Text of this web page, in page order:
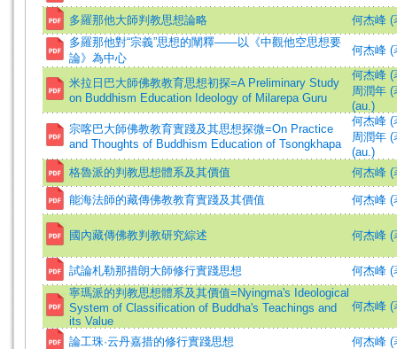
多羅那他大師判教思想論略
何杰峰 (
多羅那他對“宗義”思想的闡釋——以《中觀他空思想要
論》為中心
何杰峰 (
米拉日巴大師佛教教育思想初探=A Preliminary Study
on Buddhism Education Ideology of Milarepa Guru
何杰峰 (
周潤年 (
(au.)
宗喀巴大師佛教教育實踐及其思想探微=On Practice
and Thoughts of Buddhism Education of Tsongkhapa
何杰峰 (
周潤年 (
(au.)
格魯派的判教思想體系及其價值
何杰峰 (
能海法師的藏傳佛教教育實踐及其價值 何杰峰 (
國內藏傳佛教判教研究綜述 何杰峰 (
試論札勒那措朗大師修行實踐思想
何杰峰 (
寧瑪派的判教思想體系及其價值=Nyingma's Ideological
System of Classification of Buddha's Teachings and
its Value
何杰峰 (
論工珠·云丹嘉措的修行實踐思想 何杰峰 (